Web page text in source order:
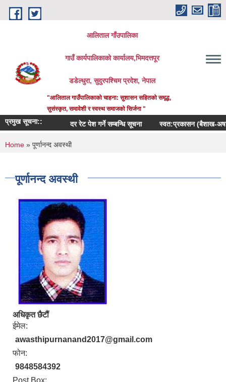
Skip to main content
आलिताल गाँउपालिका
गाउँ कार्यपालिकाको कार्यालय,भिमदत्तपूर
डडेल्धुरा, सुदुरपश्चिम प्रदेश, नेपाल
"आलिताल गाउँपालिकाको चाहना: सुशासन सहितको समृद्ध,
सुसंस्कृत, समावेशी र स्वस्थ समाजको सिर्जना "
प्रमुख सूचना:: दर रेट पेश गर्ने सम्बन्धि सूचना स्वत:प्रकासन (बैशाख-अषाढ)
You are here
Home » पूर्णानन्द अवस्थी
पूर्णानन्द अवस्थी
अधिकृत छैटौं
ईमेल:
awasthipurnanand2017@gmail.com
फोन:
9848584392